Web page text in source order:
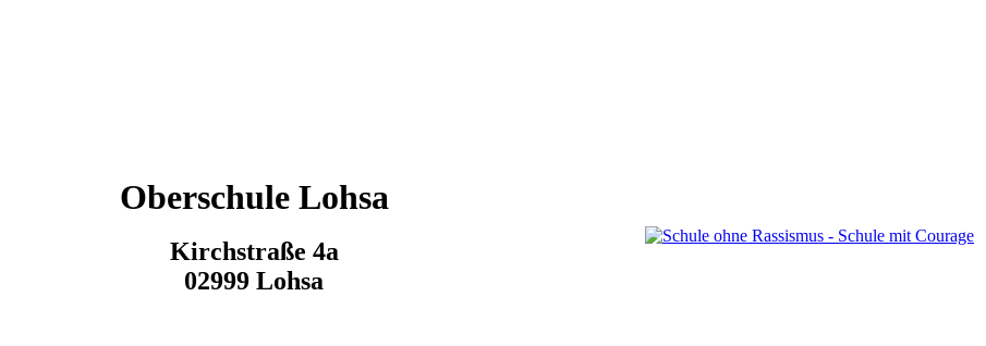
Oberschule Lohsa
Kirchstraße 4a
02999 Lohsa